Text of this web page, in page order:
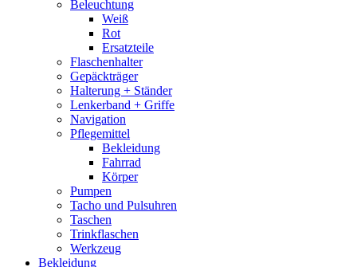
Beleuchtung
Weiß
Rot
Ersatzteile
Flaschenhalter
Gepäckträger
Halterung + Ständer
Lenkerband + Griffe
Navigation
Pflegemittel
Bekleidung
Fahrrad
Körper
Pumpen
Tacho und Pulsuhren
Taschen
Trinkflaschen
Werkzeug
Bekleidung